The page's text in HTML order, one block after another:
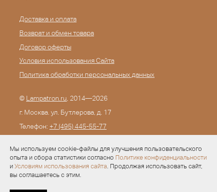
Мы используем cookie-файлы для улучшения пользовательского
опыта и сбора статистики согласно Политике конфиденциальности
и Условиям использования сайта. Продолжая использовать сайт,
вы соглашаетесь с этим.
Доставка и оплата
Возврат и обмен товара
Договор оферты
Условия использования Сайта
Политика обработки персональных данных
© Lampatron.ru , 2014—2026
г. Москва. ул. Бутлерова, д. 17
Телефон: +7 (495) 445-55-77
Разработка —Evid.ru